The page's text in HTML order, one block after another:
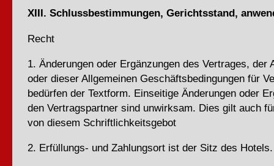
XIII. Schlussbestimmungen, Gerichtsstand,
Recht
1. Änderungen oder Ergänzungen des Vertrages, der
oder dieser Allgemeinen Geschäftsbedingungen für
bedürfen der Textform. Einseitige Änderungen oder
den Vertragspartner sind unwirksam. Dies gilt auch
von diesem Schriftlichkeitsgebot
2. Erfüllungs- und Zahlungsort ist der Sitz des Hotels.